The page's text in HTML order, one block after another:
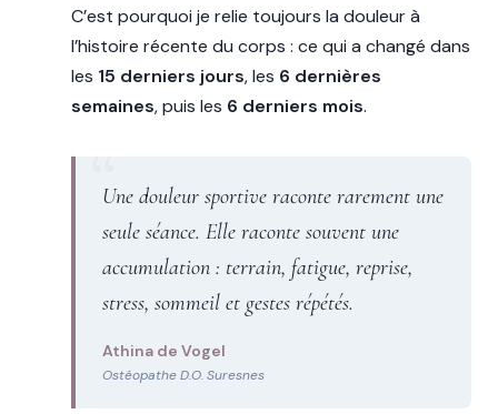
C’est pourquoi je relie toujours la douleur à
l’histoire récente du corps : ce qui a changé dans
les 15 derniers jours, les 6 dernières
semaines, puis les 6 derniers mois.
Une douleur sportive raconte rarement une
seule séance. Elle raconte souvent une
accumulation : terrain, fatigue, reprise,
stress, sommeil et gestes répétés.
Athina de Vogel
Ostéopathe D.O. Suresnes